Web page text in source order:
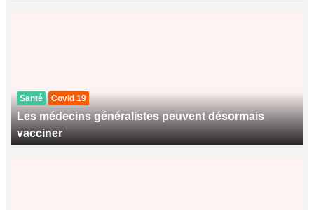
Santé Covid 19
Les médecins généralistes peuvent désormais
vacciner